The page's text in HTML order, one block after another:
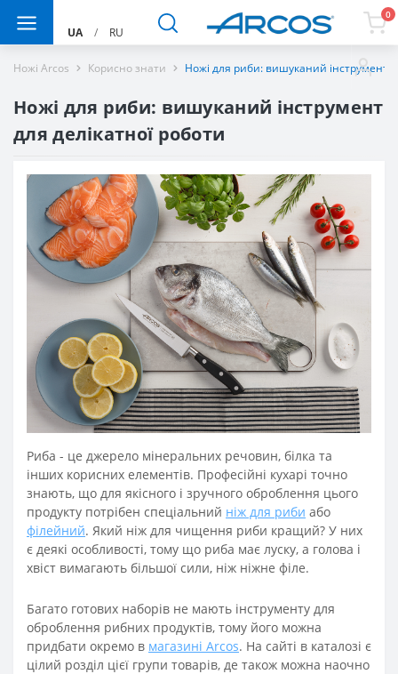
UA / RU
0
Ножі Arcos Корисно знати Ножі для риби: вишуканий інструмент
Ножі для риби: вишуканий інструмент
для делікатної роботи
Риба - це джерело мінеральних речовин, білка та
інших корисних елементів. Професійні кухарі точно
знають, що для якісного і зручного оброблення цього
продукту потрібен спеціальний ніж для риби або
філейний. Який ніж для чищення риби кращий? У них
є деякі особливості, тому що риба має луску, а голова і
хвіст вимагають більшої сили, ніж ніжне філе.
Багато готових наборів не мають інструменту для
оброблення рибних продуктів, тому його можна
придбати окремо в магазині Arcos. На сайті в каталозі є
цілий розділ цієї групи товарів, де також можна наочно